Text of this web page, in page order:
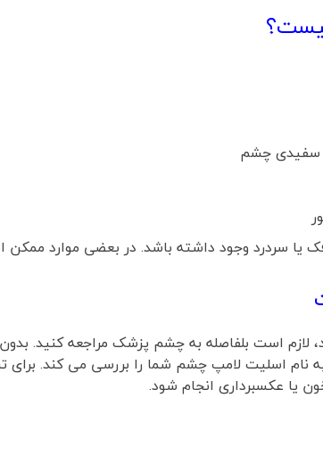
سفیدی چشم
سردرد وجود داشته باشد. در بعضی موارد ممکن
لازم است بلفاصله به چشم پزشک مراجعه کنید.
اسلیت لامپ چشم شما را بررسی می کند.
یا عکسبرداری انجام شود.